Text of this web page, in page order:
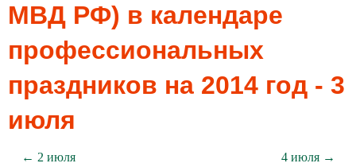
МВД РФ) в календаре
профессиональных
праздников на 2014 год - 3
июля
← 2 июля 4 июля →